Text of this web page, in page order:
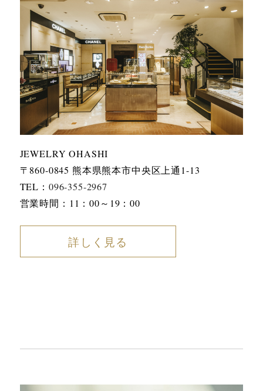
JEWELRY OHASHI
〒860-0845 熊本県熊本市中央区上通1-13
TEL： 096-355-2967
営業時間：11：00～19：00
詳しく見る